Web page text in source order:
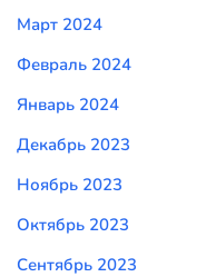
Март 2024
Февраль 2024
Январь 2024
Декабрь 2023
Ноябрь 2023
Октябрь 2023
Сентябрь 2023